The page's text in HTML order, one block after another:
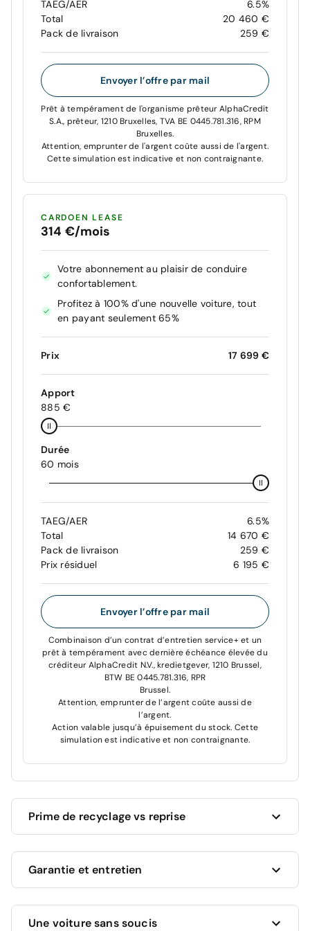
TAEG/AER
6.5%
Total
20 460 €
Pack de livraison
259 €
Envoyer l’offre par mail
Prêt à tempérament de l'organisme prêteur AlphaCredit
S.A., prêteur, 1210 Bruxelles, TVA BE 0445.781.316, RPM
Bruxelles.
Attention, emprunter de l'argent coûte aussi de l'argent.
Cette simulation est indicative et non contraignante.
CARDOEN LEASE
314 €/mois
Votre abonnement au plaisir de conduire
confortablement.
Profitez à 100% d'une nouvelle voiture, tout
en payant seulement 65%
Prix 17 699 €
Apport
885 €
Durée
60 mois
TAEG/AER
6.5%
Total
14 670 €
Pack de livraison
259 €
Prix résiduel
6 195 €
Envoyer l’offre par mail
Combinaison d’un contrat d’entretien service+ et un
prêt à tempérament avec dernière échéance élevée du
créditeur AlphaCredit N.V., kredietgever, 1210 Brussel,
BTW BE 0445.781.316, RPR
Brussel.
Attention, emprunter de l’argent coûte aussi de
l’argent.
Action valable jusqu’à épuisement du stock. Cette
simulation est indicative et non contraignante.
Prime de recyclage vs reprise
votre voiture actuelle !
Vous souhaitez revendre votre voiture actuelle ?
Nous vous proposons la valeur marchande la plus
élevée, en fonction de son âge, kilométrage et état.
Garantie et entretien
Ce véhicule bénéficie d'une garantie complète de 12
Une voiture sans soucis